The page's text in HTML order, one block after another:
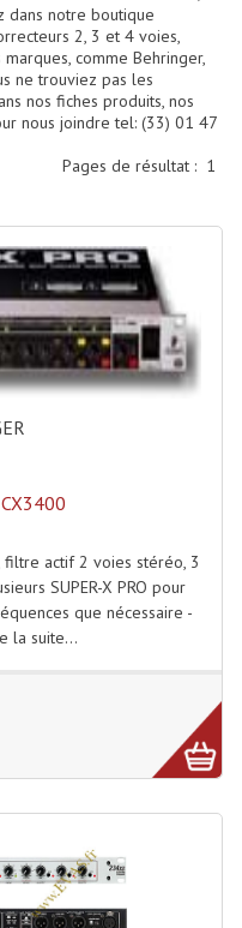
De Régie
Vidéo
Canaux
Actives
dans notre boutique
2, 3 et 4 voies,
comme Behringer,
ne trouviez pas les
nos fiches produits, nos
nous joindre tel: (33) 01 47
Pages de résultat : 1
filtre actif 2 voies stéréo, 3
SUPER-X PRO pour
que nécessaire -
la suite...